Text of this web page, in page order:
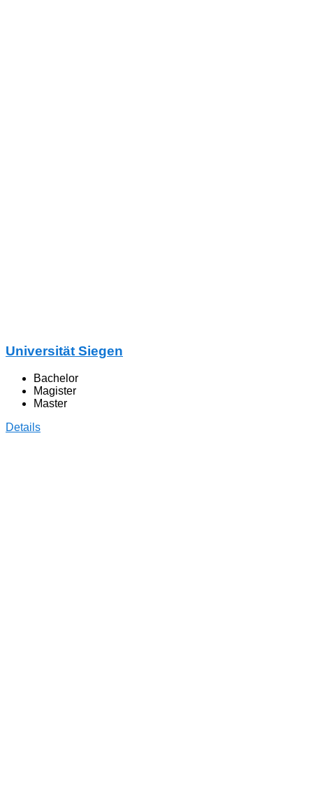
Universität Siegen
Bachelor
Magister
Master
Details